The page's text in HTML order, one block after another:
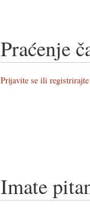
Praćenje
Prijavite se ili registrirajte
Imate